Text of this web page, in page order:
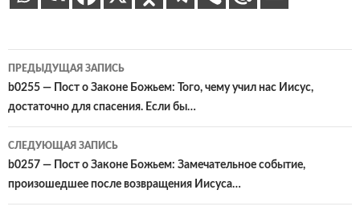
Навигация
по
записям
ПРЕДЫДУЩАЯ ЗАПИСЬ
b0255 — Пост о Законе Божьем: Того, чему учил нас Иисус,
достаточно для спасения. Если бы…
СЛЕДУЮЩАЯ ЗАПИСЬ
b0257 — Пост о Законе Божьем: Замечательное событие,
произошедшее после возвращения Иисуса…